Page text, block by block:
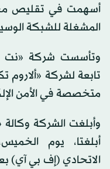
‌أسهمت في تقليص
المشغلة للشبكة
تابعة لشركة «ألاروم
متخصصة في الأمن
وأبلغت الشركة وكالة
أبلغتا، يوم
الاتحادي (إف بي آي)